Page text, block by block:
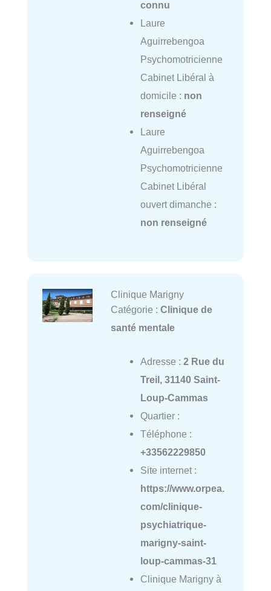
connu
Laure
Aguirrebengoa
Psychomotricienne
Cabinet Libéral à
domicile : non
renseigné
Laure
Aguirrebengoa
Psychomotricienne
Cabinet Libéral
ouvert dimanche :
non renseigné
Clinique Marigny
Catégorie : Clinique de
santé mentale
Adresse : 2 Rue du
Treil, 31140 Saint-
Loup-Cammas
Quartier :
Téléphone :
+33562229850
Site internet :
https://www.orpea.
com/clinique-
psychiatrique-
marigny-saint-
loup-cammas-31
Clinique Marigny à